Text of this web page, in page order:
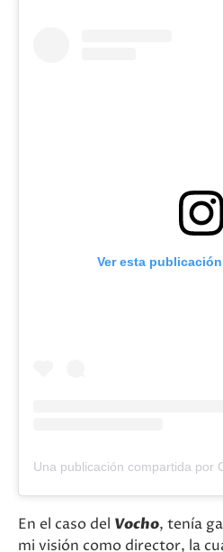
Ver esta
En el caso del Vocho, tenía
mi visión como director, la